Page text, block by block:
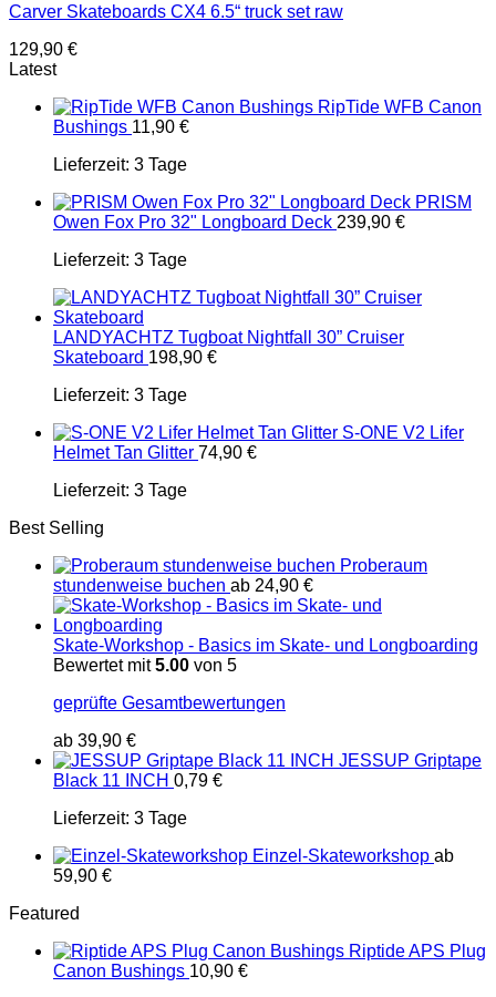
Carver Skateboards CX4 6.5“ truck set raw
129,90 €
Latest
RipTide WFB Canon
Bushings 11,90 €
Lieferzeit: 3 Tage
PRISM
Owen Fox Pro 32" Longboard Deck 239,90 €
Lieferzeit: 3 Tage
LANDYACHTZ Tugboat Nightfall 30” Cruiser
Skateboard 198,90 €
Lieferzeit: 3 Tage
S-ONE V2 Lifer
Helmet Tan Glitter 74,90 €
Lieferzeit: 3 Tage
Best Selling
Proberaum
stundenweise buchen ab 24,90 €
Skate-Workshop - Basics im Skate- und Longboarding
Bewertet mit5.00 von 5
geprüfte Gesamtbewertungen
ab 39,90 €
JESSUP Griptape
Black 11 INCH 0,79 €
Lieferzeit: 3 Tage
Einzel-Skateworkshop ab
59,90 €
Featured
Riptide APS Plug
Canon Bushings 10,90 €